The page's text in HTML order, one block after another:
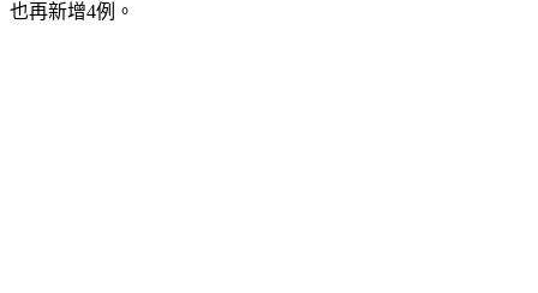
餘都是學生。另外，因跆拳道教學，引起的仁和國中傳播鏈，